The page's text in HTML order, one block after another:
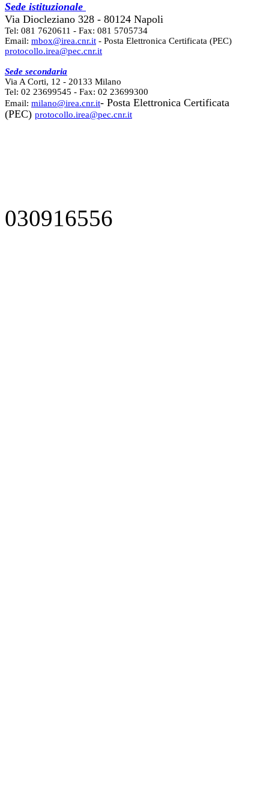
Sede istituzionale
Via Diocleziano 328 - 80124 Napoli
Tel: 081 7620611 - Fax: 081 5705734
Email: mbox@irea.cnr.it - Posta Elettronica Certificata (PEC)
protocollo.irea@pec.cnr.it
Sede secondaria
Via A Corti, 12 - 20133 Milano
Tel: 02 23699545 - Fax: 02 23699300
Email: milano@irea.cnr.it- Posta Elettronica Certificata
(PEC) protocollo.irea@pec.cnr.it
030916556